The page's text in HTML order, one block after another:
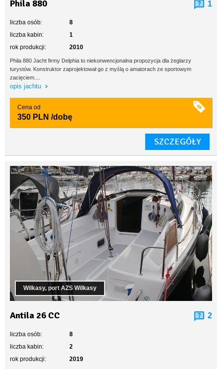
Phila 880 1
liczba osób:
8
liczba kabin:
1
rok produkcji:
2010
Phila 880 Jacht firmy Delphia to niekonwencjonalna propozycja dla żeglarzy
turystów. Konstruktor zaprojektował go z myślą o amatorach ze sportowym
zacięciem....
opis jachtu
Cena od
350 PLN /dobę
SZCZEGÓŁY
Wilkasy, port AZS Wilkasy
Antila 26 CC 2
liczba osób:
8
liczba kabin:
2
rok produkcji:
2019